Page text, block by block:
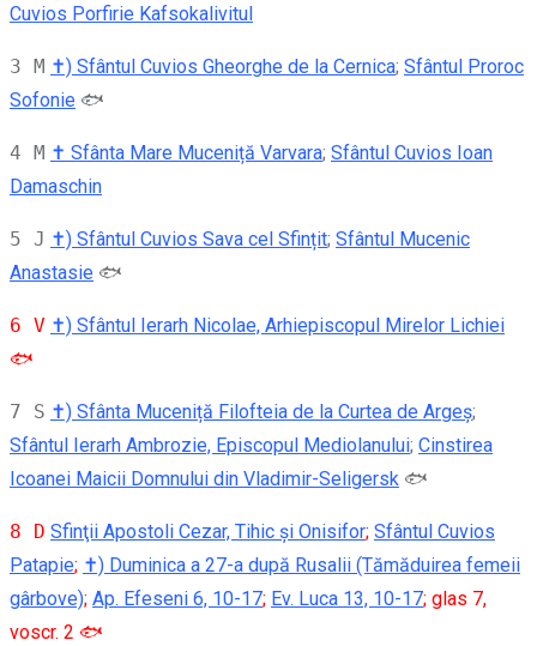
Cuvios Porfirie Kafsokalivitul
3 M ✝) Sfântul Cuvios Gheorghe de la Cernica; Sfântul Proroc
Sofonie 🐟
4 M ✝ Sfânta Mare Muceniță Varvara; Sfântul Cuvios Ioan
Damaschin
5 J ✝) Sfântul Cuvios Sava cel Sfințit; Sfântul Mucenic
Anastasie 🐟
6 V ✝) Sfântul Ierarh Nicolae, Arhiepiscopul Mirelor Lichiei
🐟
7 S ✝) Sfânta Muceniță Filofteia de la Curtea de Argeș;
Sfântul Ierarh Ambrozie, Episcopul Mediolanului; Cinstirea
Icoanei Maicii Domnului din Vladimir-Seligersk 🐟
8 D Sfinţii Apostoli Cezar, Tihic şi Onisifor; Sfântul Cuvios
Patapie; ✝) Duminica a 27-a după Rusalii (Tămăduirea femeii
gârbove); Ap. Efeseni 6, 10-17; Ev. Luca 13, 10-17; glas 7,
voscr. 2 🐟